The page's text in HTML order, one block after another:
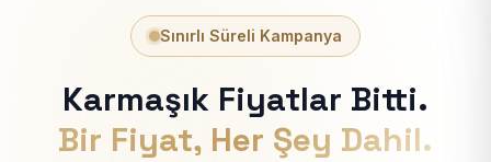
Sınırlı Süreli Kampanya
Karmaşık Fiyatlar Bitti.
Bir Fiyat, Her Şey Dahil.